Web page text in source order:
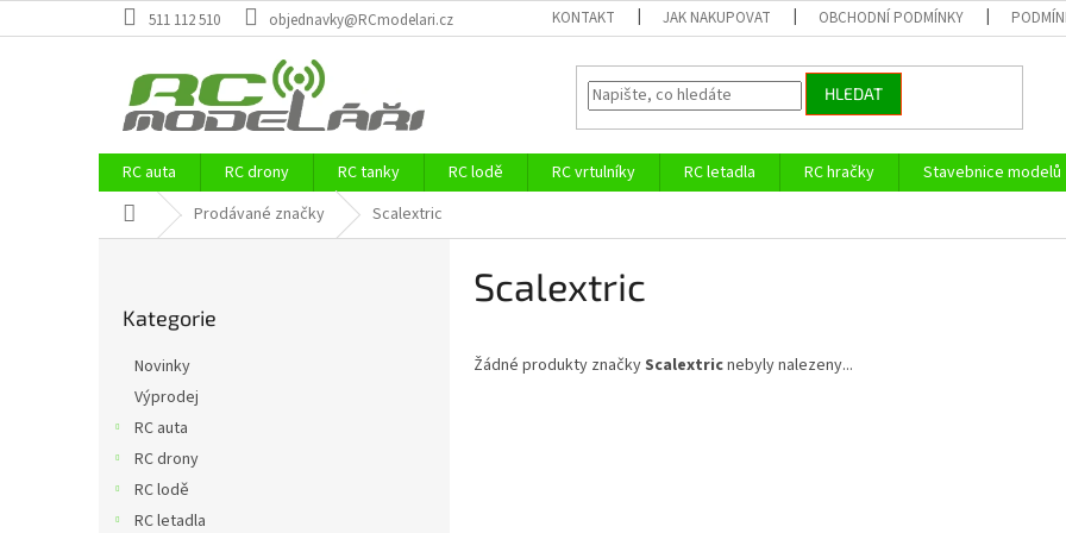
na
511 112 510 objednavky@RCmodelari.cz KONTAKT JAK NAKUPOVAT OBCHODNÍ PODMÍNKY
HLEDAT
RC auta RC drony RC tanky RC lodě RC vrtulníky RC letadla RC hračky Stavebnice modelů
Domů Prodávané značky Scalextric
kategorie
Kategorie
Novinky
Výprodej
RC auta
RC drony
RC lodě
RC letadla
Scalextric
Žádné produkty značkyScalextricnebyly nalezeny...